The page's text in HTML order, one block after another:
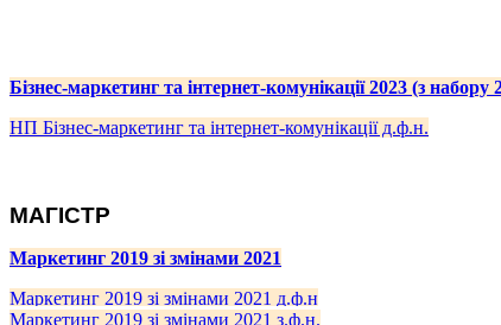
Бізнес-маркетинг та інтернет-комунікації 2023 (з набору
НП Бізнес-маркетинг та інтернет-комунікації д.ф.н.
МАГІСТР
Маркетинг 2019 зі змінами 2021
Маркетинг 2019 зі змінами 2021 д.ф.н
Маркетинг 2019 зі змінами 2021 з.ф.н.